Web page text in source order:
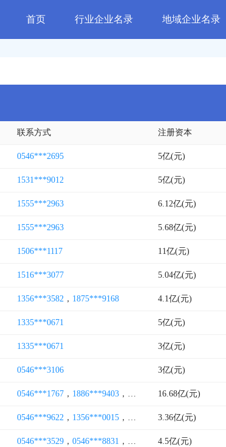
首页 行业企业名录 地域企业名录
联系方式 注册资本
0546***2695 5亿(元)
1531***9012 5亿(元)
1555***2963 6.12亿(元)
1555***2963 5.68亿(元)
1506***1117 11亿(元)
1516***3077 5.04亿(元)
1356***3582 ， 1875***9168 4.1亿(元)
1335***0671 5亿(元)
1335***0671 3亿(元)
0546***3106 3亿(元)
0546***1767 ， 1886***9403 ， 1985***1759，1876***0116
16.68亿(元)
0546***9622 ， 1356***0015 ， 1886***2555，0546***9628
3.36亿(元)
0546***3529 ， 0546***8831 ， 0546***9788，1356***8729
4.5亿(元)